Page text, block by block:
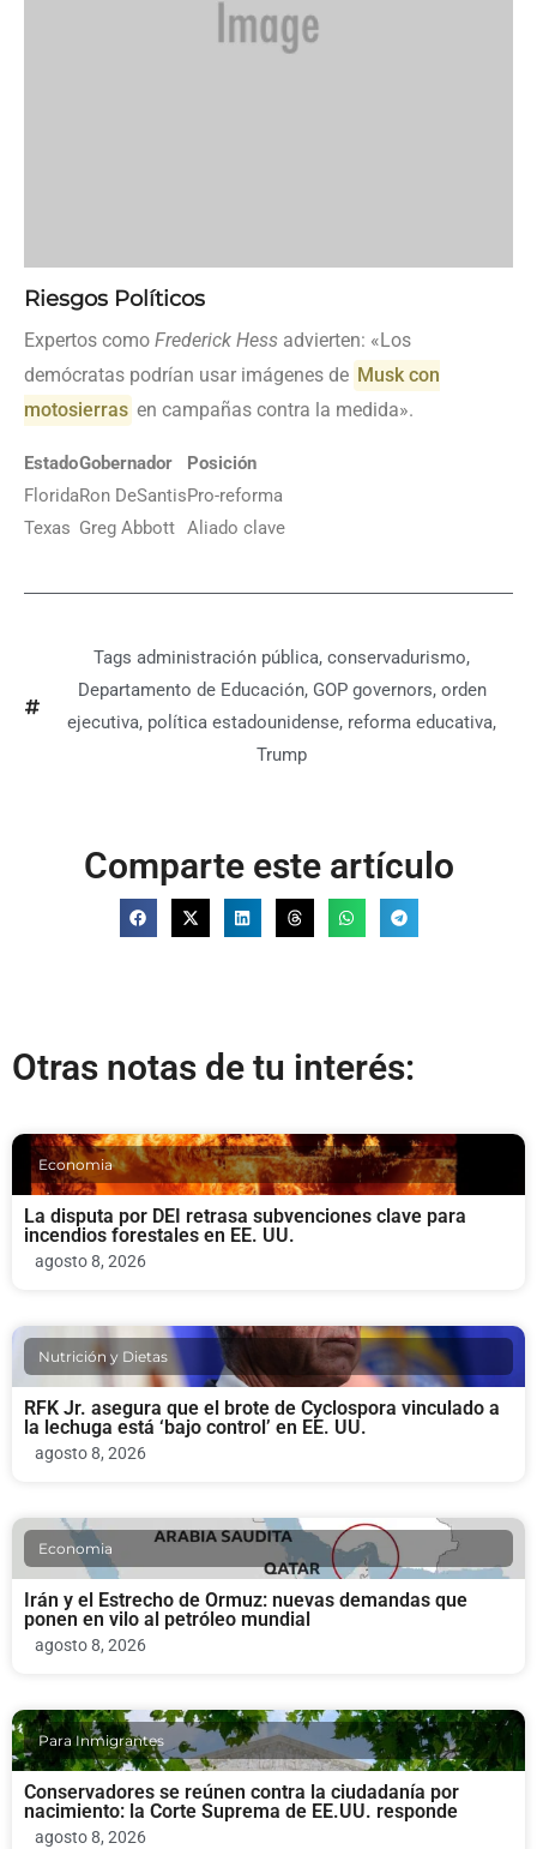
Riesgos Políticos
Expertos como Frederick Hess advierten: «Los
demócratas podrían usar imágenes de Musk con
motosierras en campañas contra la medida».
EstadoGobernador
Posición
FloridaRon DeSantisPro-reforma
Texas Greg Abbott Aliado clave
Tags administración pública, conservadurismo,
Departamento de Educación, GOP governors, orden
ejecutiva, política estadounidense, reforma educativa,
Trump
Comparte este artículo
Otras notas de tu interés:
Economia
La disputa por DEI retrasa subvenciones clave para
incendios forestales en EE. UU.
agosto 8, 2026
Nutrición y Dietas
RFK Jr. asegura que el brote de Cyclospora vinculado a
la lechuga está ‘bajo control’ en EE. UU.
agosto 8, 2026
Economia
Irán y el Estrecho de Ormuz: nuevas demandas que
ponen en vilo al petróleo mundial
agosto 8, 2026
Para Inmigrantes
Conservadores se reúnen contra la ciudadanía por
nacimiento: la Corte Suprema de EE.UU. responde
agosto 8, 2026